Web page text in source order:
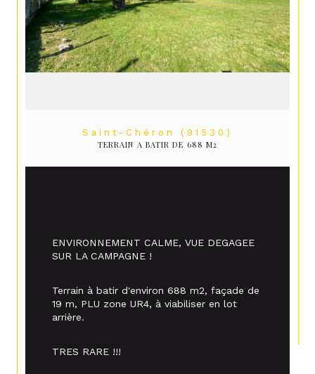
Saint-Chéron (91530)
TERRAIN A BATIR DE 688 M2
ENVIRONNEMENT CALME, VUE DEGAGEE
SUR LA CAMPAGNE !
Terrain à batir d'environ 688 m2, façade de
19 m, PLU zone UR4, à viabiliser en lot
arrière.
TRES RARE !!!